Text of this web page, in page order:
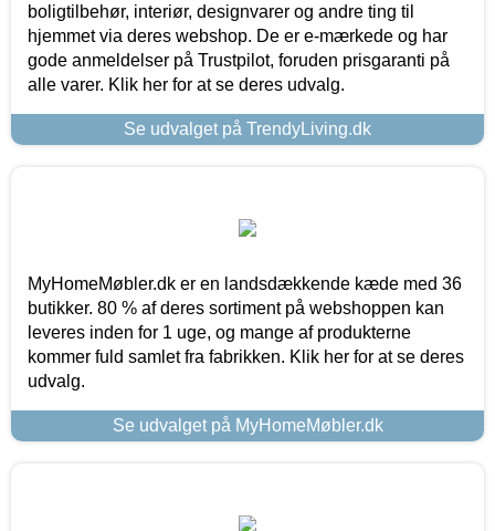
boligtilbehør, interiør, designvarer og andre ting til
hjemmet via deres webshop. De er e-mærkede og har
gode anmeldelser på Trustpilot, foruden prisgaranti på
alle varer. Klik her for at se deres udvalg.
Se udvalget på TrendyLiving.dk
MyHomeMøbler.dk er en landsdækkende kæde med 36
butikker. 80 % af deres sortiment på webshoppen kan
leveres inden for 1 uge, og mange af produkterne
kommer fuld samlet fra fabrikken. Klik her for at se deres
udvalg.
Se udvalget på MyHomeMøbler.dk